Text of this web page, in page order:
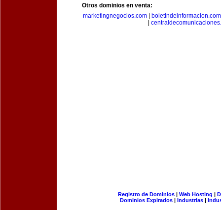
Otros dominios en venta:
marketingnegocios.com
boletindeinformacion.com
Registro de Dominios| Web Hosting |
Dominios Expirados | Industrias |